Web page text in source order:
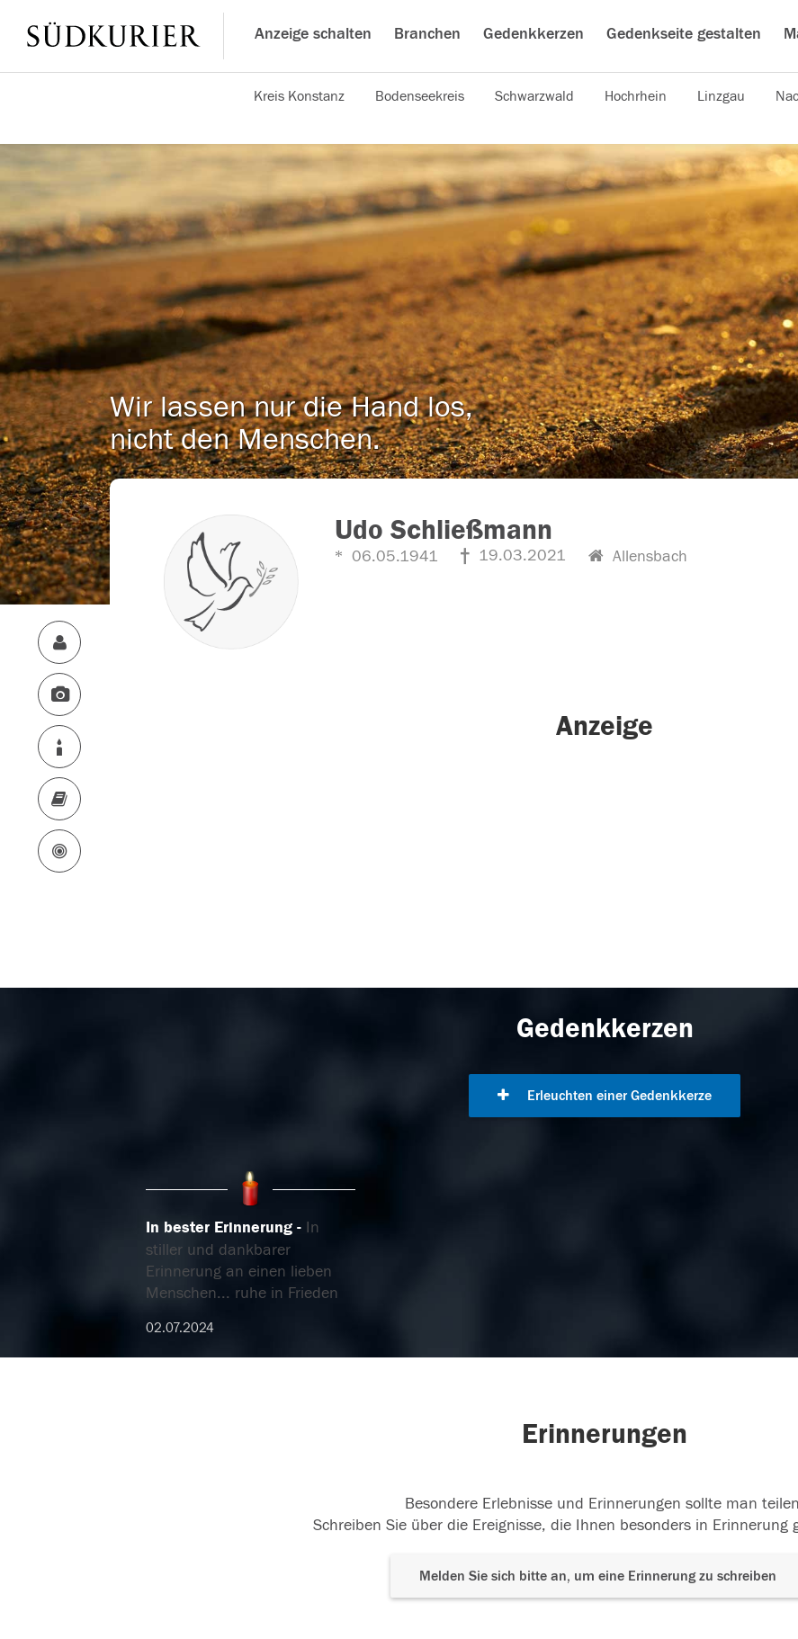
Anzeige schalten Branchen Gedenkkerzen Gedenkseite gestalten
Kreis Konstanz Bodenseekreis Schwarzwald Hochrhein Linzgau
Wir lassen nur die Hand los,
nicht den Menschen.
Udo Schließmann
06.05.1941 19.03.2021 Allensbach
Anzeige
Gedenkkerzen
Erleuchten einer Gedenkkerze
In bester Erinnerung
In
stiller und dankbarer
Erinnerung an einen lieben
Menschen... ruhe in Frieden
02.07.2024
Erinnerungen
Besondere Erlebnisse und Erinnerungen sollte man
Schreiben Sie über die Ereignisse, die Ihnen besonders in Erinnerung
Melden Sie sich bitte an, um eine Erinnerung zu schreiben